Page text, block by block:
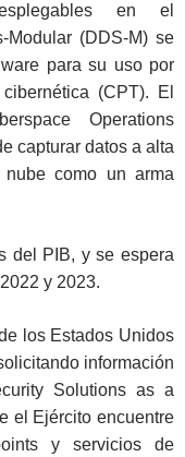
en el
Modular (DDS-M) se
para su uso por
(CPT). El
Operations
capturar datos a alta
como un arma
del PIB, y se espera
y 2023.
los Estados Unidos
información
Solutions as a
el Ejército encuentre
y servicios de